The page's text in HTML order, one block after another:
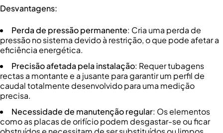
Desvantagens:
Perda de pressão permanente: Cria uma perda de
pressão no sistema devido à restrição, o que pode afetar a
eficiência energética.
Precisão afetada pela instalação: Requer tubagens
rectas a montante e a jusante para garantir um perfil de
caudal totalmente desenvolvido para uma medição
precisa.
Necessidade de manutenção regular: Os elementos
como as placas de orifício podem desgastar-se ou ficar